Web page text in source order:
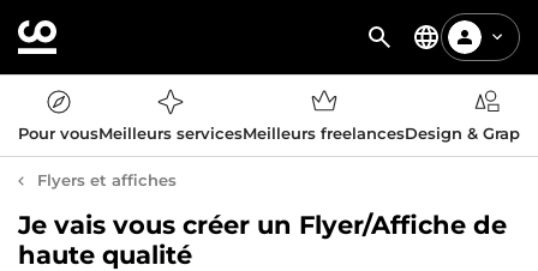
Pour vousMeilleurs servicesMeilleurs freelancesDesign &
Flyers et affiches
Je vais vous créer un Flyer/Affiche de
haute qualité